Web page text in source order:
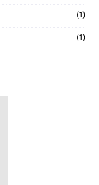
(1)
(1)